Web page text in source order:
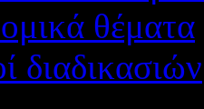
θέματα
διαδικασιών